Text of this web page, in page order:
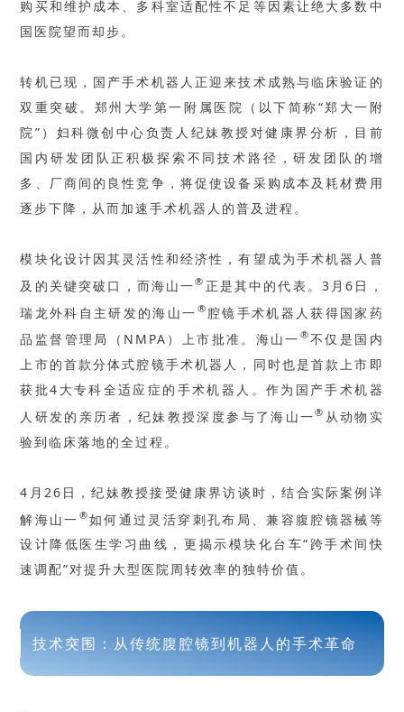
购买和维护成本、多科室适配性不足等因素让绝大多数中
国医院望而却步。
转机已现，国产手术机器人正迎来技术成熟与临床验证的
双重突破。郑州大学第一附属医院（以下简称“郑大一附
院”）妇科微创中心负责人纪妹教授对健康界分析，目前
国内研发团队正积极探索不同技术路径，研发团队的增
多、厂商间的良性竞争，将促使设备采购成本及耗材费用
逐步下降，从而加速手术机器人的普及进程。
模块化设计因其灵活性和经济性，有望成为手术机器人普
及的关键突破口，而海山一® 正是其中的代表。3月6日，
瑞龙外科自主研发的海山一 ® 腔镜手术机器人获得国家药
品监督管理局（NMPA）上市批准。海山一 ®不仅是国内
上市的首款分体式腔镜手术机器人，同时也是首款上市即
获批4大专科全适应症的手术机器人。作为国产手术机器
人研发的亲历者，纪妹教授深度参与了海山一® 从动物实
验到临床落地的全过程。
4月26日，纪妹教授接受健康界访谈时，结合实际案例详
解海山一 ®如何通过灵活穿刺孔布局、兼容腹腔镜器械等
设计降低医生学习曲线，更揭示模块化台车“跨手术间快
速调配”对提升大型医院周转效率的独特价值。
技术突围：从传统腹腔镜到机器人的手术革命